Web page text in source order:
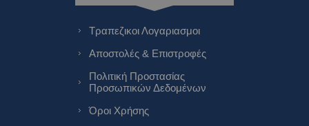
Τραπεζικοι Λογαριασμοι
Αποστολές & Επιστροφές
Πολιτική Προστασίας
Προσωπικών Δεδομένων
Όροι Χρήσης